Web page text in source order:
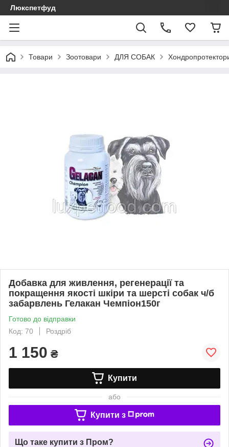
Люкспетфуд
Товари Зоотовари ДЛЯ СОБАК
Добавка для живлення, регенерації та
покращення якості шкіри та шерсті собак ч/б
забарвлень Гелакан Чемпіон150г
Готово до відправки
Код: 70
Роздріб
1 150 ₴
Купити
або
Купити з
Що таке купити з Пром?